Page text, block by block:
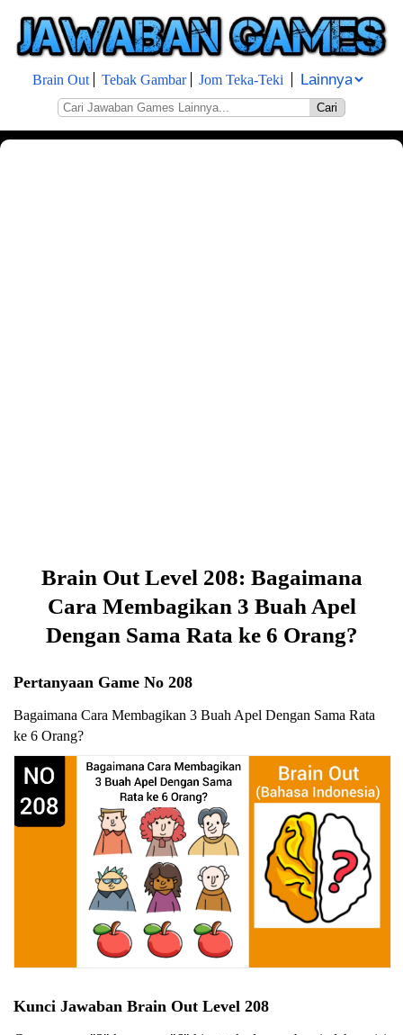
Brain Out Tebak Gambar Jom Teka-Teki
Cari
Brain Out Level 208: Bagaimana
Cara Membagikan 3 Buah Apel
Dengan Sama Rata ke 6 Orang?
Pertanyaan Game No 208
Bagaimana Cara Membagikan 3 Buah Apel Dengan Sama Rata
ke 6 Orang?
Kunci Jawaban Brain Out Level 208